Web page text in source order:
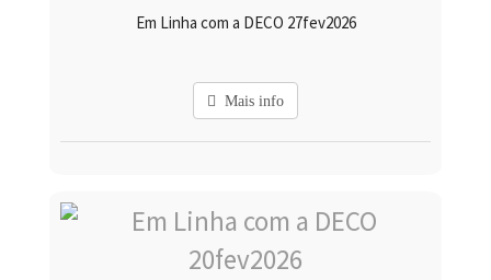
Em Linha com a DECO 27fev2026
Mais info